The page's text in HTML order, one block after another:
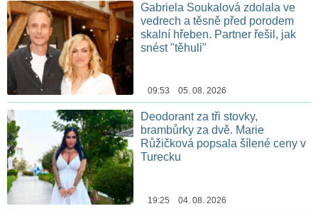
Gabriela Soukalová zdolala ve
vedrech a těsně před porodem
skalní hřeben. Partner řešil, jak
snést "těhuli"
09:53 05. 08. 2026
Deodorant za tři stovky,
brambůrky za dvě. Marie
Růžičková popsala šílené ceny v
Turecku
19:25 04. 08. 2026